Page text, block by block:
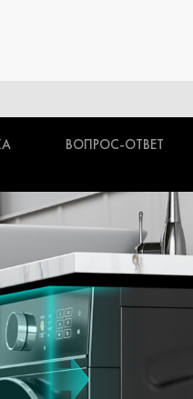
ВОПРОС-ОТВЕТ